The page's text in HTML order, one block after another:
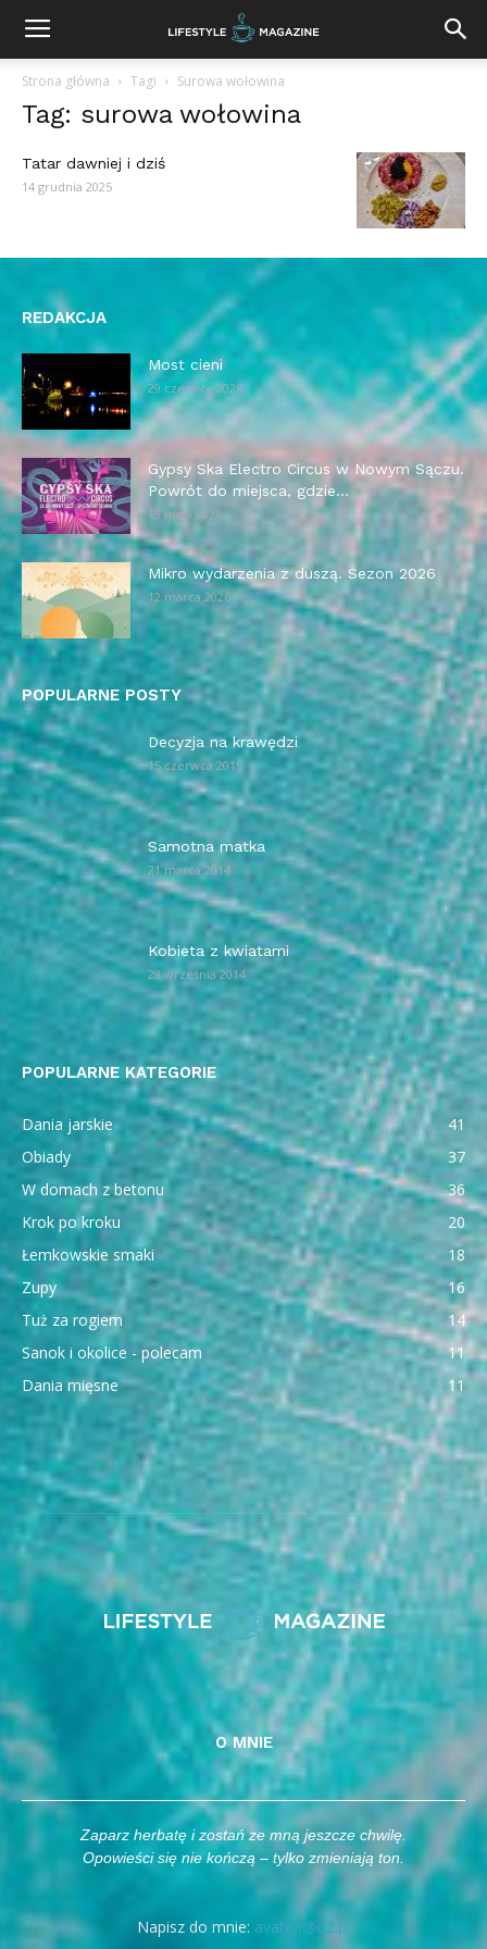
Strona główna Tagi Surowa wołowina
Tag: surowa wołowina
Tatar dawniej i dziś
14 grudnia 2025
REDAKCJA
Most cieni
29 czerwca 2026
Gypsy Ska Electro Circus w Nowym Sączu.
Powrót do miejsca, gdzie...
13 maja 2026
Mikro wydarzenia z duszą. Sezon 2026
12 marca 2026
POPULARNE POSTY
Decyzja na krawędzi
15 czerwca 2015
Samotna matka
21 marca 2014
Kobieta z kwiatami
28 września 2014
POPULARNE KATEGORIE
Dania jarskie
41
Obiady
37
W domach z betonu
36
Krok po kroku
20
Łemkowskie smaki
18
Zupy
16
Tuż za rogiem
14
Sanok i okolice - polecam
11
Dania mięsne
11
O MNIE
Zaparz herbatę i zostań ze mną jeszcze chwilę.
Opowieści się nie kończą – tylko zmieniają ton.
Napisz do mnie: avatea@o2.pl